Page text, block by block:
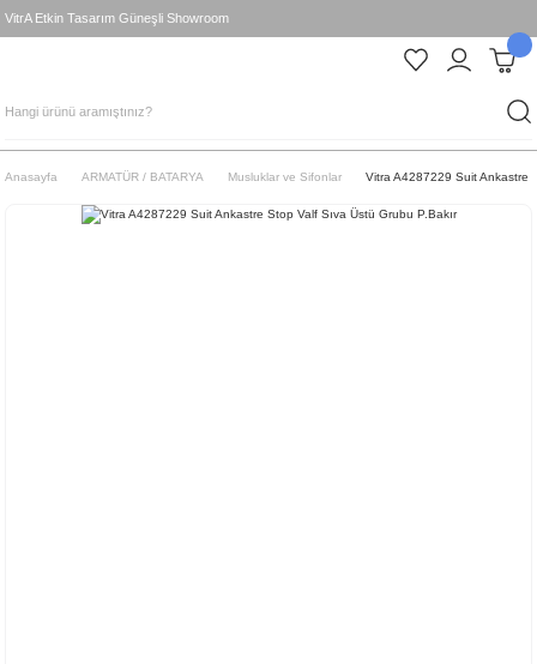
VitrA Etkin Tasarım Güneşli Showroom
Anasayfa ARMATÜR / BATARYA Musluklar ve Sifonlar Vitra A4287229 Suit Ankastre